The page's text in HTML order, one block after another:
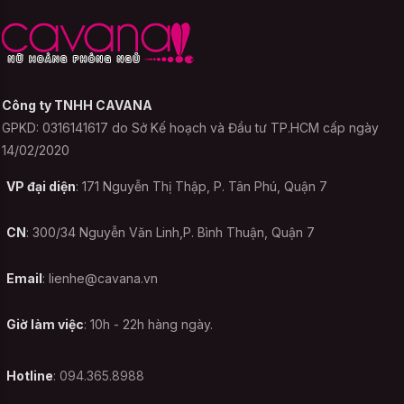
Phần lớn các sản phẩm đồ ngủ gợi
Để bảo quản sản phẩm Đồ ngủ Cosplay gợi
cảm Thỏ Đen Bunny được bền màu, bạn
không nên giặt nó với máy giặt. Thông
thường những sản phẩm này thường
mỏng, bằng chất liệu cotton, thun hoặc
thun lưới với mục đích thoáng mát, khiêu
gợi. Chính vì vậy, giặt tay với nước ấm
mà còn tránh được những sai sót không
Công ty TNHH CAVANA
GPKD: 0316141617 do Sở Kế hoạch và Đầu tư TP.HCM cấp ngày
14/02/2020
VP đại diện: 171 Nguyễn Thị Thập, P. Tân Phú, Quận 7
CN: 300/34 Nguyễn Văn Linh,P. Bình Thuận, Quận 7
Email: lienhe@cavana.vn
Giờ làm việc: 10h - 22h hàng ngày.
Hotline: 094.365.8988